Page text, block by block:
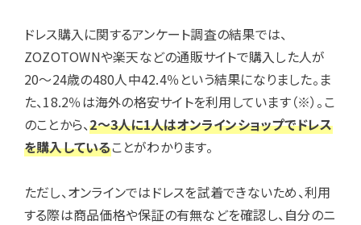
ドレス購入に関するアンケート調査の結果では、
ZOZOTOWNや楽天などの通販サイトで購入した人が
20〜24歳の480人中42.4％という結果になりました。ま
た、18.2％は海外の格安サイトを利用しています（※）。こ
のことから、2～3人に1人はオンラインショップでドレス
を購入していることがわかります。
ただし、オンラインではドレスを試着できないため、利用
する際は商品価格や保証の有無などを確認し、自分のニ